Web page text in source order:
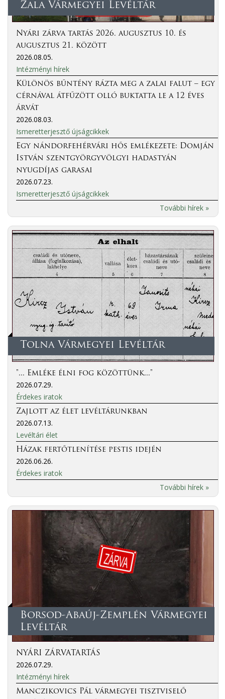
Zala Vármegyei Levéltár
Nyári zárva tartás 2026. augusztus 10. és
augusztus 21. között
2026.08.05.
Intézményi hírek
Különös bűntény rázta meg a zalai falut – egy
cérnával átfűzött olló buktatta le a 12 éves
árvát
2026.08.03.
Ismeretterjesztő újságcikkek
Egy nándorfehérvári hős emlékezete: Domján
István szentgyörgyvölgyi hadastyán
nyugdíjas garasai
2026.07.23.
Ismeretterjesztő újságcikkek
További hírek »
Tolna Vármegyei Levéltár
"... Emléke élni fog közöttünk..."
2026.07.29.
Érdekes iratok
Zajlott az élet levéltárunkban
2026.07.13.
Levéltári élet
Házak fertőtlenítése pestis idején
2026.06.26.
Érdekes iratok
További hírek »
Borsod-Abaúj-Zemplén Vármegyei
Levéltár
NYÁRI ZÁRVATARTÁS
2026.07.29.
Intézményi hírek
Manczikovics Pál vármegyei tisztviselő